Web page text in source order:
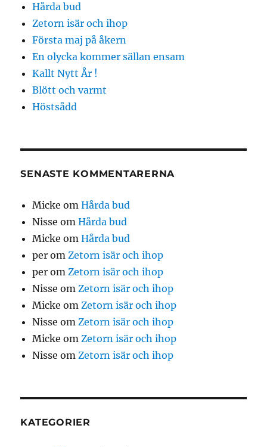
Hårda bud
Zetorn isär och ihop
Första maj på åkern
En olycka kommer sällan ensam
Kallt Nytt År !
Blött och varmt
Höstsådd
SENASTE KOMMENTARERNA
Micke omHårda bud
Nisse omHårda bud
Micke omHårda bud
per omZetorn isär och ihop
per omZetorn isär och ihop
Nisse omZetorn isär och ihop
Micke omZetorn isär och ihop
Nisse omZetorn isär och ihop
Micke omZetorn isär och ihop
Nisse omZetorn isär och ihop
KATEGORIER